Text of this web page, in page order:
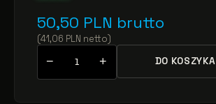
50,50 PLN brutto
(41,06 PLN netto)
− + DO KOSZYKA